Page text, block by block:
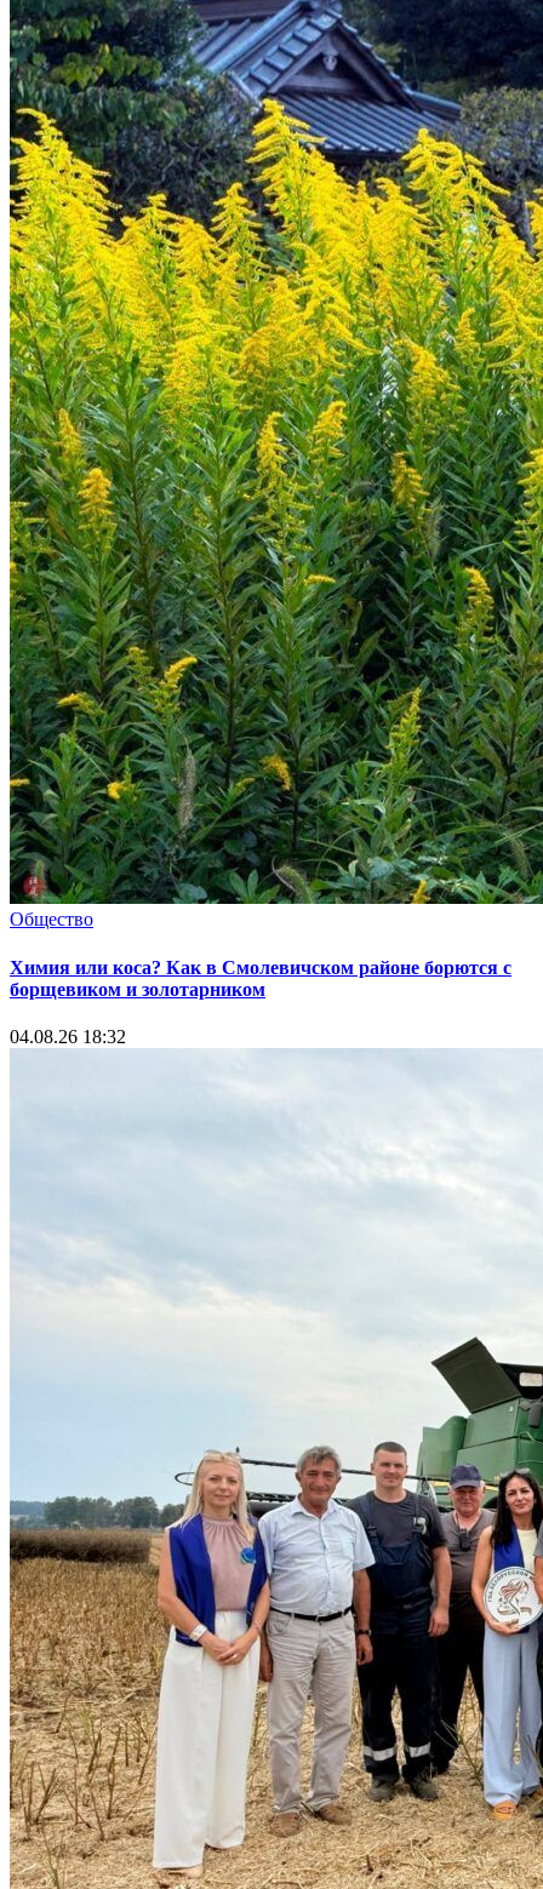
Общество
Химия или коса? Как в Смолевичском районе борются с
борщевиком и золотарником
04.08.26 18:32